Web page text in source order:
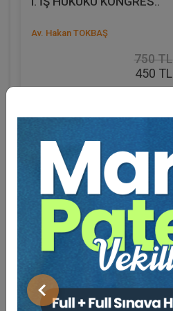
Önceki
Av. Hakan TOKBAŞ
750 TL
450 TL
Eğitmen Hakkında
Sosyal Medya